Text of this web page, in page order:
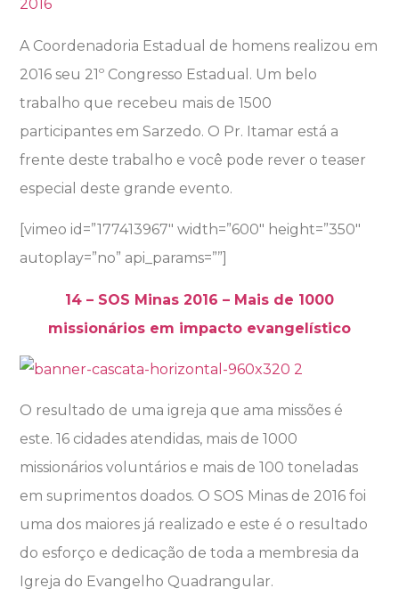
A Coordenadoria Estadual de homens realizou em
2016 seu 21º Congresso Estadual. Um belo
trabalho que recebeu mais de 1500
participantes em Sarzedo. O Pr. Itamar está a
frente deste trabalho e você pode rever o teaser
especial deste grande evento.
[vimeo id=”177413967″ width=”600″ height=”350″
autoplay=”no” api_params=””]
14 – SOS Minas 2016 – Mais de 1000
missionários em impacto evangelístico
O resultado de uma igreja que ama missões é
este. 16 cidades atendidas, mais de 1000
missionários voluntários e mais de 100 toneladas
em suprimentos doados. O SOS Minas de 2016 foi
uma dos maiores já realizado e este é o resultado
do esforço e dedicação de toda a membresia da
Igreja do Evangelho Quadrangular.